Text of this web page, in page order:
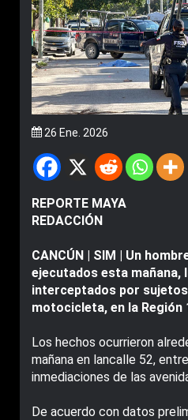
26 Ene. 2026
REPORTE MAYA
REDACCIÓN
CANCÚN | SIM | Un
ejecutados esta mañana,
interceptados por
motocicleta, en la Región
Los hechos ocurrieron
mañana en lancalle 52,
inmediaciones de las
De acuerdo con datos